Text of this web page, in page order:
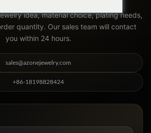
idea, material choice, plating needs,
quantity. Our sales team will contact
you within 24 hours.
sales@azonejewelry.com
+86-18198828424